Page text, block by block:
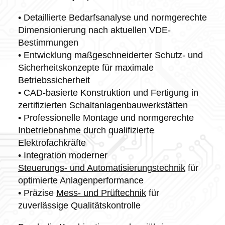
• Detaillierte Bedarfsanalyse und normgerechte
Dimensionierung nach aktuellen VDE-
Bestimmungen
• Entwicklung maßgeschneiderter Schutz- und
Sicherheitskonzepte für maximale
Betriebssicherheit
• CAD-basierte Konstruktion und Fertigung in
zertifizierten Schaltanlagenbauwerkstätten
• Professionelle Montage und normgerechte
Inbetriebnahme durch qualifizierte
Elektrofachkräfte
• Integration moderner
Steuerungs- und Automatisierungstechnikfür
optimierte Anlagenperformance
• Präzise Mess- und Prüftechnikfür
zuverlässige Qualitätskontrolle